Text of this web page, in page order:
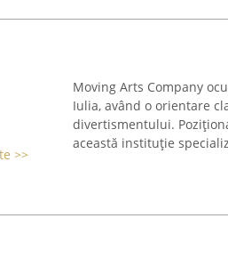
>>
Moving Arts Company
Iulia, având o orientare
divertismentului.
această instituție